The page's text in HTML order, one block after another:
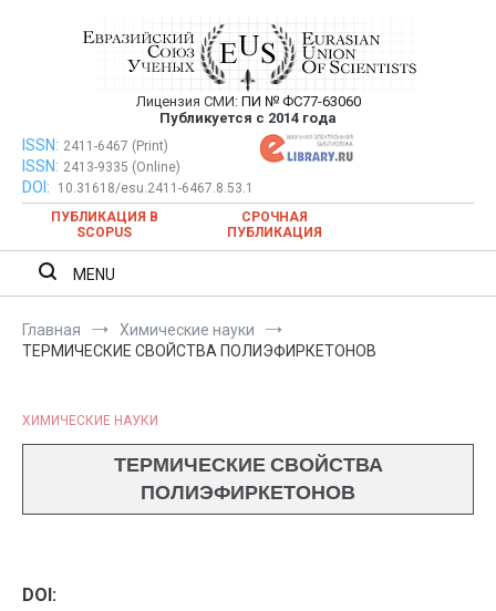
Евразийский Союз Ученых —
публикация научных статей в
ежемесячном научном журнале
Лицензия СМИ: ПИ № ФС77-63060
Публикуется с 2014 года
Евразийский Союз Ученых — публикация научных статей в
ежемесячном научном журнале
ISSN: 2411-6467 (Print)
ISSN: 2413-9335 (Online)
DOI:
10.31618/esu.2411-6467.8.53.1
ПУБЛИКАЦИЯ В
SCOPUS
СРОЧНАЯ
ПУБЛИКАЦИЯ
MENU
Главная
Химические науки
ТЕРМИЧЕСКИЕ СВОЙСТВА ПОЛИЭФИРКЕТОНОВ
ХИМИЧЕСКИЕ НАУКИ
ТЕРМИЧЕСКИЕ СВОЙСТВА
ПОЛИЭФИРКЕТОНОВ
DOI: